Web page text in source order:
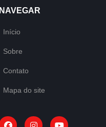
NAVEGAR
Início
Sobre
Contato
Mapa do site